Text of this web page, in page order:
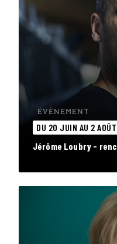
ÉVÈNEMENT
DU 20 JUIN AU 2
Jérôme Loubry -